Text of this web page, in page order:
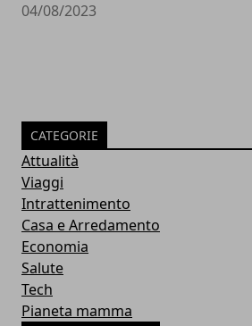
04/08/2023
CATEGORIE
Attualità
Viaggi
Intrattenimento
Casa e Arredamento
Economia
Salute
Tech
Pianeta mamma